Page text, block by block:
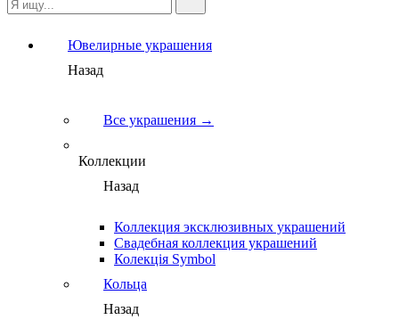
Ювелирные украшения
Назад
Все украшения →
Коллекции
Назад
Коллекция эксклюзивных украшений
Свадебная коллекция украшений
Колекція Symbol
Кольца
Назад